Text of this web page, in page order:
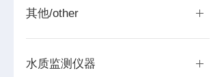
其他/other
水质监测仪器